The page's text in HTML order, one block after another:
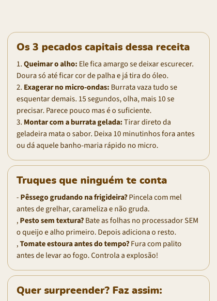
Os 3 pecados capitais dessa receita
1.Queimar o alho: Ele fica amargo se deixar escurecer.
Doura só até ficar cor de palha e já tira do óleo.
2. Exagerar no micro-ondas: Burrata vaza tudo se
esquentar demais. 15 segundos, olha, mais 10 se
precisar. Parece pouco mas é o suficiente.
3. Montar com a burrata gelada:Tirar direto da
geladeira mata o sabor. Deixa 10 minutinhos fora antes
ou dá aquele banho-maria rápido no micro.
Truques que ninguém te conta
-Pêssego grudando na frigideira?Pincela com mel
antes de grelhar, carameliza e não gruda.
,Pesto sem textura?Bate as folhas no processador SEM
o queijo e alho primeiro. Depois adiciona o resto.
,Tomate estoura antes do tempo?Fura com palito
antes de levar ao fogo. Controla a explosão!
Quer surpreender? Faz assim: